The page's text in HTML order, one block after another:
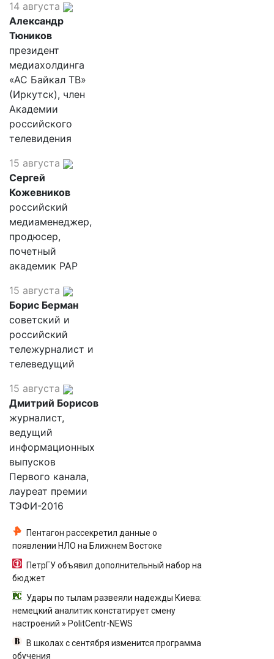
14 августа
Александр
Тюников
президент
медиахолдинга
«АС Байкал ТВ»
(Иркутск), член
Академии
российского
телевидения
15 августа
Сергей
Кожевников
российский
медиаменеджер,
продюсер,
почетный
академик РАР
15 августа
Борис Берман
советский и
российский
тележурналист и
телеведущий
15 августа
Дмитрий Борисов
журналист,
ведущий
информационных
выпусков
Первого канала,
лауреат премии
ТЭФИ-2016
Пентагон рассекретил данные о
появлении НЛО на Ближнем Востоке
ПетрГУ объявил дополнительный набор на
бюджет
Удары по тылам развеяли надежды Киева:
немецкий аналитик констатирует смену
настроений » PolitCentr-NEWS
В школах с сентября изменится программа
обучения